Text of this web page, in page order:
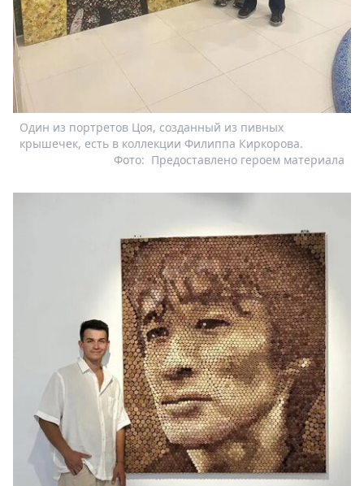
Один из портретов Цоя, созданный из пивных
крышечек, есть в коллекции Филиппа Киркорова.
Предоставлено героем материала
Фото: